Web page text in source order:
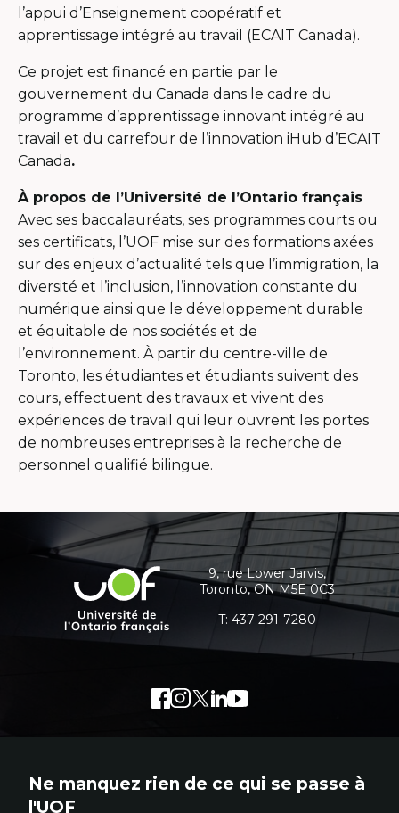
l’appui d’Enseignement coopératif et
apprentissage intégré au travail (ECAIT Canada).
Ce projet est financé en partie par le
gouvernement du Canada dans le cadre du
programme d’apprentissage innovant intégré au
travail et du carrefour de l’innovation iHub d’ECAIT
Canada.
À propos de l’Université de l’Ontario français
Avec ses baccalauréats, ses programmes courts ou
ses certificats, l’UOF mise sur des formations axées
sur des enjeux d’actualité tels que l’immigration, la
diversité et l’inclusion, l’innovation constante du
numérique ainsi que le développement durable
et équitable de nos sociétés et de
l’environnement. À partir du centre-ville de
Toronto, les étudiantes et étudiants suivent des
cours, effectuent des travaux et vivent des
expériences de travail qui leur ouvrent les portes
de nombreuses entreprises à la recherche de
personnel qualifié bilingue.
informations
supplémentaires
Université
l'Ontario
9, rue Lower Jarvis,
Toronto, ON M5E 0C3
T: 437 291-7280
Facebook
Lien
Cet
Instagram
Lien
Cet
Twitter
Lien
Cet
LinkedIn
Lien
Cet
Youtube
Lien
Cet
Ne manquez rien de ce qui se passe à
l'UOF